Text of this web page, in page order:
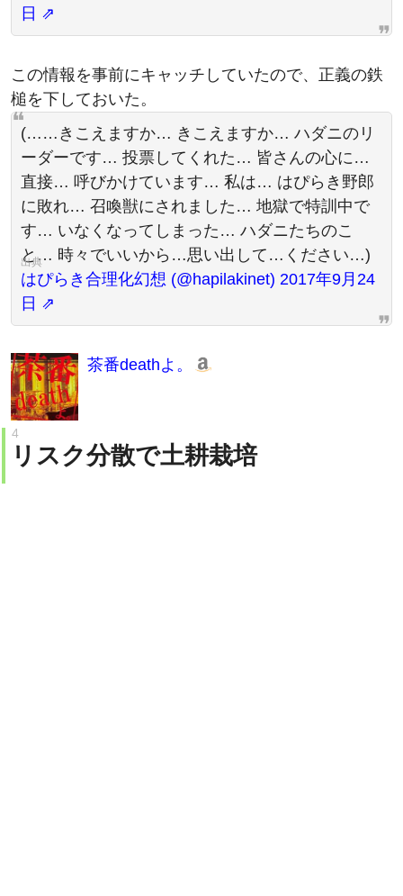
日
この情報を事前にキャッチしていたので、正義の鉄
槌を下しておいた。
(……きこえますか… きこえますか… ハダニのリ
ーダーです… 投票してくれた… 皆さんの心に…
直接… 呼びかけています… 私は… はぴらき野郎
に敗れ… 召喚獣にされました… 地獄で特訓中で
す… いなくなってしまった… ハダニたちのこ
と… 時々でいいから…思い出して…ください…)
はぴらき合理化幻想 (@hapilakinet) 2017年9月24
日
茶番deathよ。
リスク分散で土耕栽培